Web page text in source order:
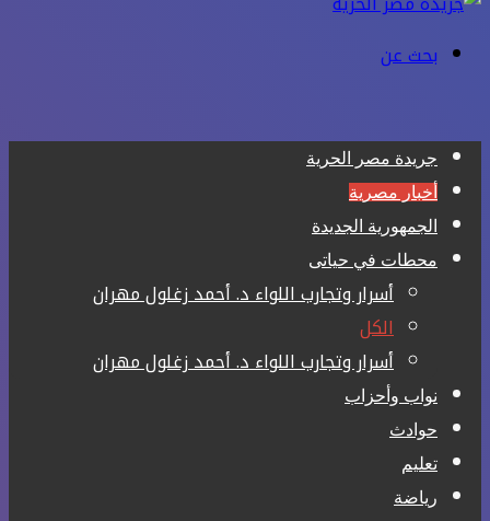
بحث عن
جريدة مصر الحرية
أخبار مصرية
الجمهورية الجديدة
محطات في حياتى
أسرار وتجارب اللواء د. أحمد زغلول مهران
الكل
أسرار وتجارب اللواء د. أحمد زغلول مهران
نواب وأحزاب
حوادث
تعليم
رياضة